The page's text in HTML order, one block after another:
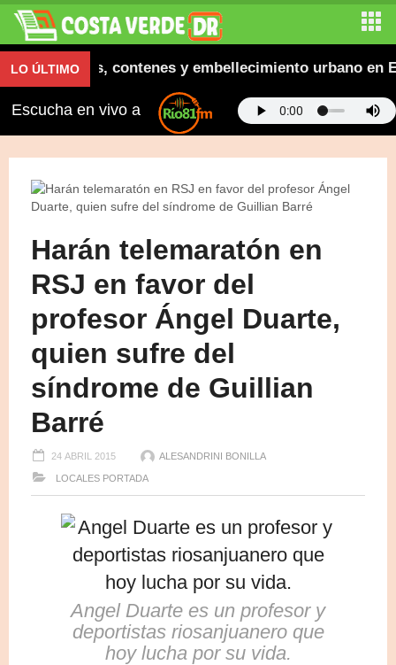
LO ÚLTIMO
aceras, contenes y embellecimiento urbano en El
Escucha en vivo a
Harán telemaratón en
RSJ en favor del
profesor Ángel Duarte,
quien sufre del
síndrome de Guillian
Barré
24 ABRIL 2015 ALESANDRINI BONILLA
LOCALES PORTADA
Angel Duarte es un profesor y
deportistas riosanjuanero que
hoy lucha por su vida.